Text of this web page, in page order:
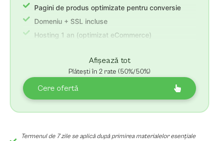
Pagini de produs optimizate pentru conversie
Domeniu + SSL incluse
Hosting 1 an (optimizat eCommerce)
Afișează tot
Plătești în 2 rate (50%/50%)
Cere ofertă
Termenul de 7 zile se aplică după primirea materialelor esențiale